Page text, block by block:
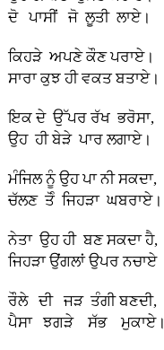
ਦੋ ਪਾਸੀਂ ਜੋ ਲੂਤੀ ਲਾਏ।
ਕਿਹੜੇ ਅਪਣੇ ਕੌਣ ਪਰਾਏ।
ਸਾਰਾ ਕੁਝ ਹੀ ਵਕਤ ਬਤਾਏ।
ਇਕ ਦੇ ਉੱਪਰ ਰੱਖ ਭਰੋਸਾ,
ਉਹ ਹੀ ਬੇੜੇ ਪਾਰ ਲਗਾਏ।
ਮੰਜਿਲ ਨੂੰ ਉਹ ਪਾ ਨੀ ਸਕਦਾ,
ਚੱਲਣ ਤੋੰ ਜਿਹੜਾ ਘਬਰਾਏ।
ਨੇਤਾ ਉਹ ਹੀ ਬਣ ਸਕਦਾ ਹੈ,
ਜਿਹੜਾ ਉਂਗਲਾਂ ਉਪਰ ਨਚਾਏ
ਰੌਲੇ ਦੀ ਜੜ ਤੰਗੀ ਬਣਦੀ,
ਪੈਸਾ ਝਗੜੇ ਸੱਭ ਮੁਕਾਏ।